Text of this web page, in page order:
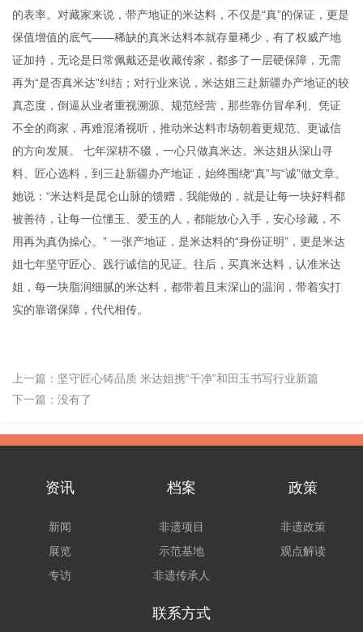
的表率。对藏家来说，带产地证的米达料，不仅是“真”的保证，更是
保值增值的底气——稀缺的真米达料本就存量稀少，有了权威产地
证加持，无论是日常佩戴还是收藏传家，都多了一层硬保障，无需
再为“是否真米达”纠结；对行业来说，米达姐三赴新疆办产地证的较
真态度，倒逼从业者重视溯源、规范经营，那些靠仿冒牟利、凭证
不全的商家，再难混淆视听，推动米达料市场朝着更规范、更诚信
的方向发展。 七年深耕不辍，一心只做真米达。米达姐从深山寻
料、匠心选料，到三赴新疆办产地证，始终围绕“真”与“诚”做文章。
她说：“米达料是昆仑山脉的馈赠，我能做的，就是让每一块好料都
被善待，让每一位懂玉、爱玉的人，都能放心入手，安心珍藏，不
用再为真伪操心。” 一张产地证，是米达料的“身份证明”，更是米达
姐七年坚守匠心、践行诚信的见证。往后，买真米达料，认准米达
姐，每一块脂润细腻的米达料，都带着且末深山的温润，带着实打
实的靠谱保障，代代相传。
上一篇： 坚守匠心铸品质 米达姐携“干净”和田玉书写行业新篇
下一篇：没有了
资讯
新闻
展览
专访
档案
非遗项目
示范基地
非遗传承人
政策
非遗政策
观点解读
联系方式